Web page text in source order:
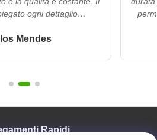
ogni dettaglio
sono competitivi per la
di portare questi
un partner affidabile!”"
Mendes
Rapidi